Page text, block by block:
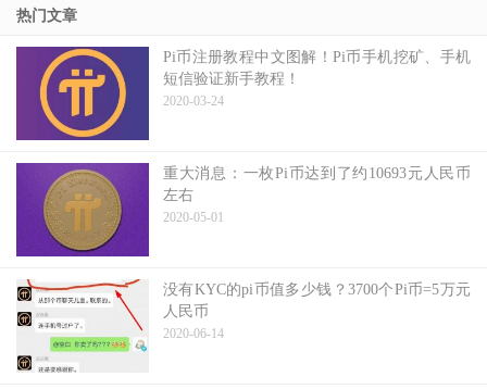
热门文章
Pi币注册教程中文图解！Pi币手机挖矿、手机
短信验证新手教程！
2020-03-24
重大消息：一枚Pi币达到了约10693元人民币
左右
2020-05-01
没有KYC的pi币值多少钱？3700个Pi币=5万元
人民币
2020-06-14